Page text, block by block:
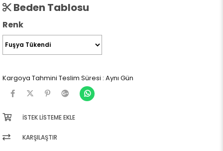
Beden Tablosu
Renk
Kargoya Tahmini Teslim Süresi : Aynı Gün
İSTEK LISTEME EKLE
KARŞILAŞTIR